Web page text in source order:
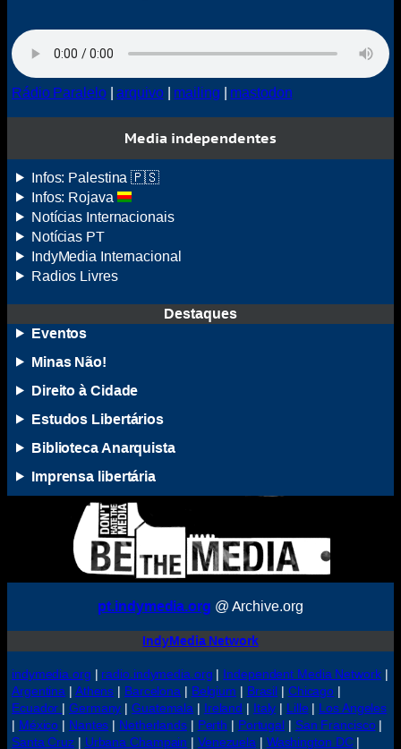
Rádio Paralelo|arquivo| mailing mastodon
Media independentes
Infos: Palestina 🇵🇸
Infos: Rojava
Notícias Internacionais
Notícias PT
IndyMedia Internacional
Radios Livres
Destaques
Eventos
Minas Não!
Direito à Cidade
Estudos Libertários
Biblioteca Anarquista
Imprensa libertária
pt.indymedia.org @ Archive.org
IndyMedia Network
indymedia.org radio.indymedia.org Independent Media Network|
Argentina
Athens Barcelona Belgium Brasil Chicago
Ecuador
|Germany |Guatemala Ireland Italy Lille
Los Angeles
México Nantes Netherlands| Perth Portugal San Francisco
Santa Cruz
Urbana Champain Venezuela Washington DC|